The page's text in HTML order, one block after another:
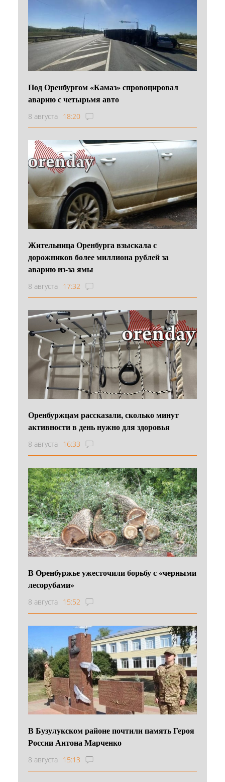
Под Оренбургом «Камаз» спровоцировал
аварию с четырьмя авто
8 августа 18:20
Жительница Оренбурга взыскала с
дорожников более миллиона рублей за
аварию из-за ямы
8 августа 17:32
Оренбуржцам рассказали, сколько минут
активности в день нужно для здоровья
8 августа 16:33
В Оренбуржье ужесточили борьбу с «черными
лесорубами»
8 августа 15:52
В Бузулукском районе почтили память Героя
России Антона Марченко
8 августа 15:13